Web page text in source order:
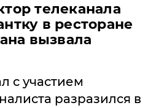
телеканала
в ресторане
вызвала
с участием
разразился в